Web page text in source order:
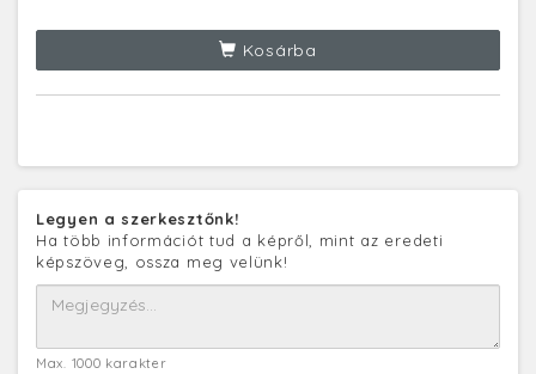
Kosárba
Legyen a szerkesztőnk!
Ha több információt tud a képről, mint az eredeti
képszöveg, ossza meg velünk!
Max. 1000 karakter